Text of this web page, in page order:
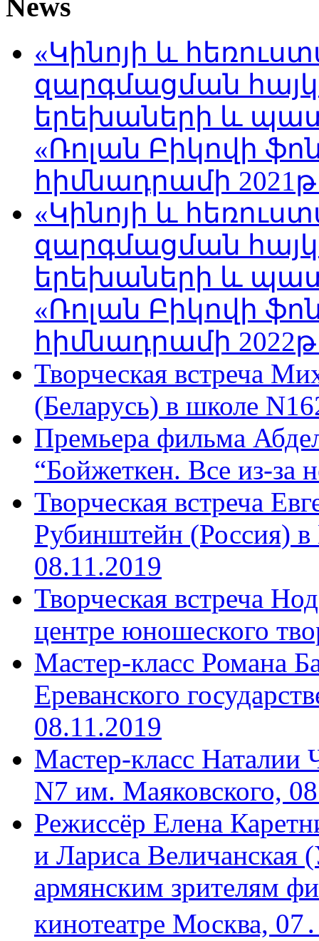
News
«Կինոյի և
զարգմացման
երեխաների և
«Ռոլան Բիկովի
հիմնադրամի
«Կինոյի և
զարգմացման
երեխաների և
«Ռոլան Բիկովի
հիմնադրամի
Творческая встреча
(Беларусь) в школе
Премьера фильма
“Бойжеткен. Все из-за
Творческая встреча
Рубинштейн (Россия)
08.11.2019
Творческая встреча
центре юношеского
Мастер-класс Романа
Ереванского
08.11.2019
Мастер-класс
N7 им. Маяковского,
Режиссёр Елена
и Лариса Величанская
армянским зрителям
кинотеатре Москва,